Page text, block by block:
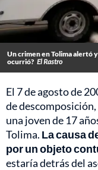
Un crimen en Tolima alertó
ocurrió? El Rastro
El 7 de agosto de
de
una joven de 17
Tolima. La causa
por un objeto
estaría detrás del